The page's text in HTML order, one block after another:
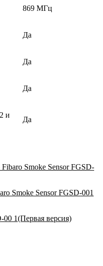
869 МГц
Да
Да
Да
и
Да
Smoke Sensor FGSD-
Smoke Sensor FGSD-001
00 1(Первая версия)